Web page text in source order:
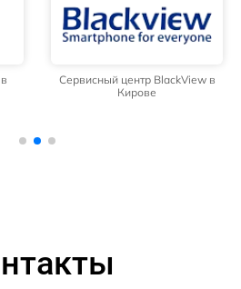
Сервисный центр BlackView в
Кирове